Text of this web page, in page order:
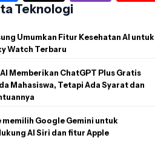
Teknologi
Umumkan Fitur Kesehatan AI untuk
Watch Terbaru
Memberikan ChatGPT Plus Gratis
Mahasiswa, Tetapi Ada Syarat dan
memilih Google Gemini untuk
AI Siri dan fitur Apple